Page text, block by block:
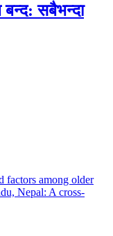
बन्द: सबैभन्दा